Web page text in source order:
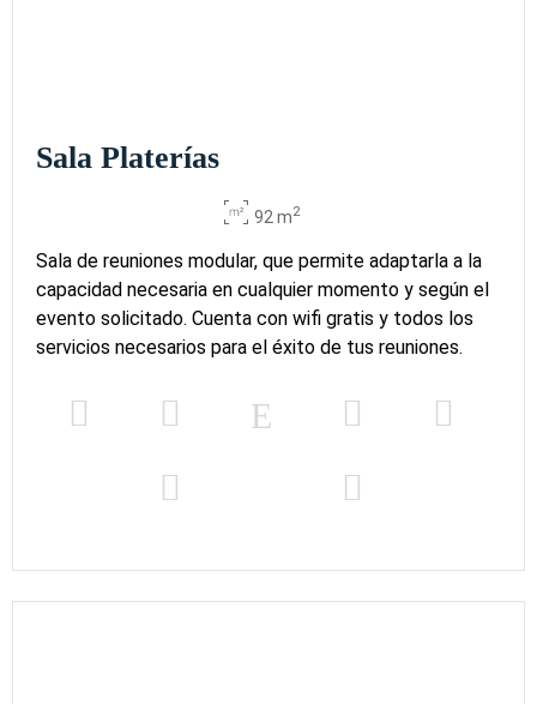
Sala Platerías
92 m2
Sala de reuniones modular, que permite adaptarla a la
capacidad necesaria en cualquier momento y según el
evento solicitado. Cuenta con wifi gratis y todos los
servicios necesarios para el éxito de tus reuniones.